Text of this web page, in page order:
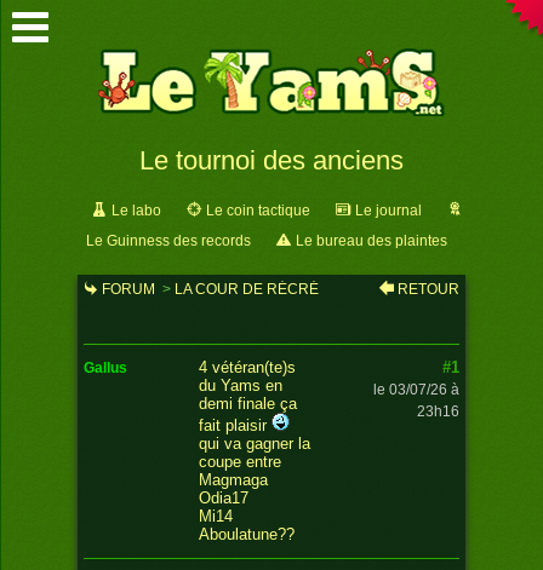
Le tournoi des anciens
Le labo Le coin tactique
Le journal
Le Guinness des records
Le bureau des plaintes
FORUM > LA COUR DE RÉCRÉ
RETOUR
gallus
4 vétéran(te)s
du Yams en
demi finale ça
fait plaisir
qui va gagner la
coupe entre
Magmaga
Odia17
Mi14
Aboulatune??
#1
le 03/07/26 à
23h16